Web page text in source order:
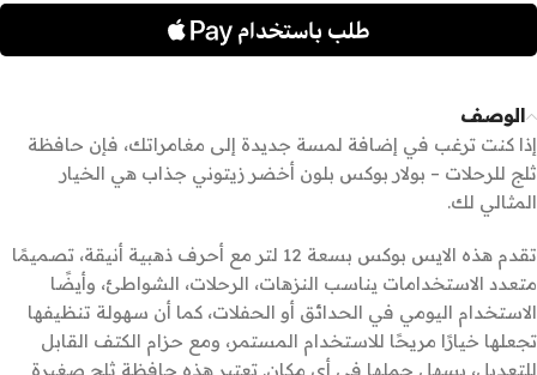
الوصف
إذا كنت ترغب في إضافة لمسة جديدة إلى مغامراتك، فإن حافظة
ثلج للرحلات – بولار بوكس بلون أخضر زيتوني جذاب هي الخيار
المثالي لك.
تقدم هذه الايس بوكس بسعة 12 لتر مع أحرف ذهبية أنيقة، تصميمًا
متعدد الاستخدامات يناسب النزهات، الرحلات، الشواطئ، وأيضًا
الاستخدام اليومي في الحدائق أو الحفلات، كما أن سهولة تنظيفها
تجعلها خيارًا مريحًا للاستخدام المستمر، ومع حزام الكتف القابل
للتعديل، يسهل حملها في أي مكان. تعتبر هذه حافظة ثلج صغيرة